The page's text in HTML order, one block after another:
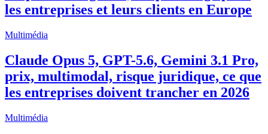
les entreprises et leurs clients en Europe
Multimédia
Claude Opus 5, GPT-5.6, Gemini 3.1 Pro,
prix, multimodal, risque juridique, ce que
les entreprises doivent trancher en 2026
Multimédia